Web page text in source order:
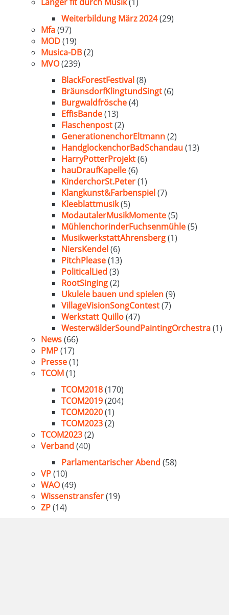
Weiterbildung März 2024(29)
Mfa(97)
MOD(19)
Musica-DB(2)
MVO(239)
BlackForestFestival(8)
BräunsdorfKlingtundSingt(6)
Burgwaldfrösche(4)
EffisBande(13)
Flaschenpost(2)
GenerationenchorEltmann(2)
HandglockenchorBadSchandau(13)
HarryPotterProjekt(6)
hauDraufKapelle(6)
KinderchorSt.Peter(1)
Klangkunst&Farbenspiel(7)
Kleeblattmusik(5)
ModautalerMusikMomente(5)
MühlenchorinderFuchsenmühle(5)
MusikwerkstattAhrensberg(1)
NiersKendel(6)
PitchPlease(13)
PoliticalLied (3)
RootSinging(2)
Ukulele bauen und spielen(9)
VillageVisionSongContest(7)
Werkstatt Quillo(47)
WesterwälderSoundPaintingOrchestra(1)
News(66)
PMP(17)
Presse(1)
TCOM(1)
TCOM2018(170)
TCOM2019(204)
TCOM2020(1)
TCOM2023(2)
TCOM2023(2)
Verband (40)
Parlamentarischer Abend (58)
VP(10)
WAO(49)
Wissenstransfer(19)
ZP(14)